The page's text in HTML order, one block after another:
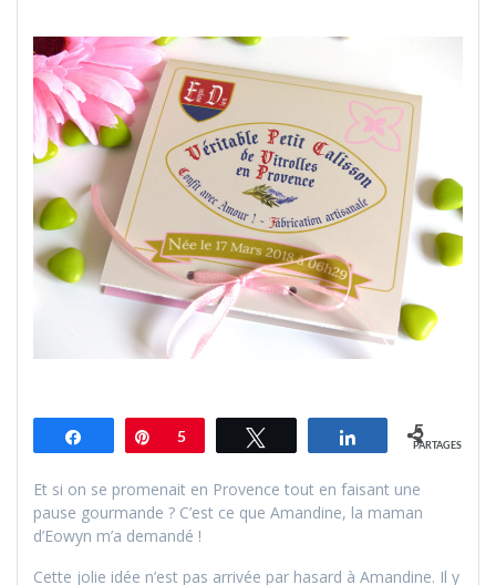
Partagez Épingle
5 Partagez
5
PARTAGES
Et si on se promenait en Provence tout en faisant une
pause gourmande ? C’est ce que Amandine, la maman
d’Eowyn m’a demandé !
Cette jolie idée n’est pas arrivée par hasard à Amandine. Il y